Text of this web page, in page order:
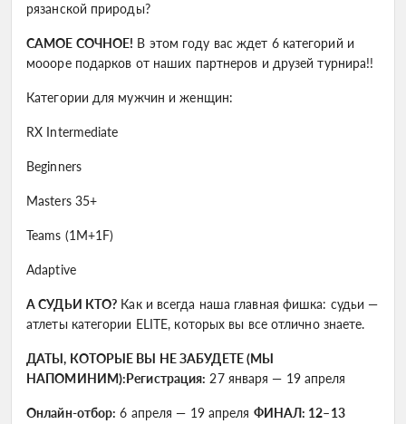
рязанской природы?
САМОЕ СОЧНОЕ! В этом году вас ждет 6 категорий и
моооре подарков от наших партнеров и друзей турнира!!
Категории для мужчин и женщин:
RX Intermediate
Beginners
Masters 35+
Teams (1M+1F)
Adaptive
А СУДЬИ КТО? Как и всегда наша главная фишка: судьи —
атлеты категории ELITE, которых вы все отлично знаете.
ДАТЫ, КОТОРЫЕ ВЫ НЕ ЗАБУДЕТЕ (МЫ
НАПОМИНИМ):Регистрация: 27 января — 19 апреля
Онлайн-отбор: 6 апреля — 19 апреля ФИНАЛ: 12–13